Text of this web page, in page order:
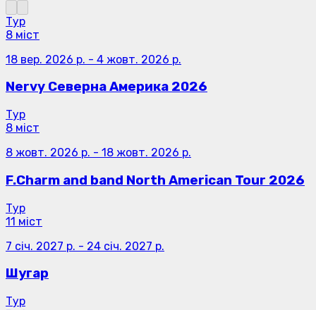
Тур
8 міст
18 вер. 2026 р. - 4 жовт. 2026 р.
Nervy Северна Америка 2026
Тур
8 міст
8 жовт. 2026 р. - 18 жовт. 2026 р.
F.Charm and band North American Tour 2026
Тур
11 міст
7 січ. 2027 р. - 24 січ. 2027 р.
Шугар
Тур